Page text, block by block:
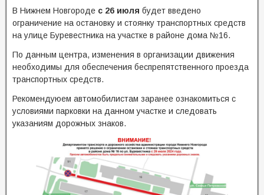
В Нижнем Новгороде с 26 июля будет введено
ограничение на остановку и стоянку транспортных средств
на улице Буревестника на участке в районе дома №16.
По данным центра, изменения в организации движения
необходимы для обеспечения беспрепятственного проезда
транспортных средств.
Рекомендуюем автомобилистам заранее ознакомиться с
условиями парковки на данном участке и следовать
указаниям дорожных знаков.